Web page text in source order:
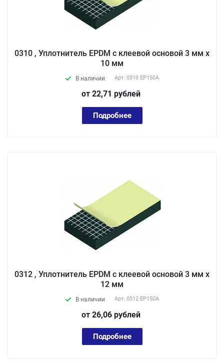
0310 , Уплотнитель EPDM с клеевой основой 3 мм х
10 мм
В наличии Арт. 0310 EP150А
от 22,71 рублей
Подробнее
0312 , Уплотнитель EPDM с клеевой основой 3 мм х
12 мм
В наличии Арт. 0312 EP150А
от 26,06 рублей
Подробнее